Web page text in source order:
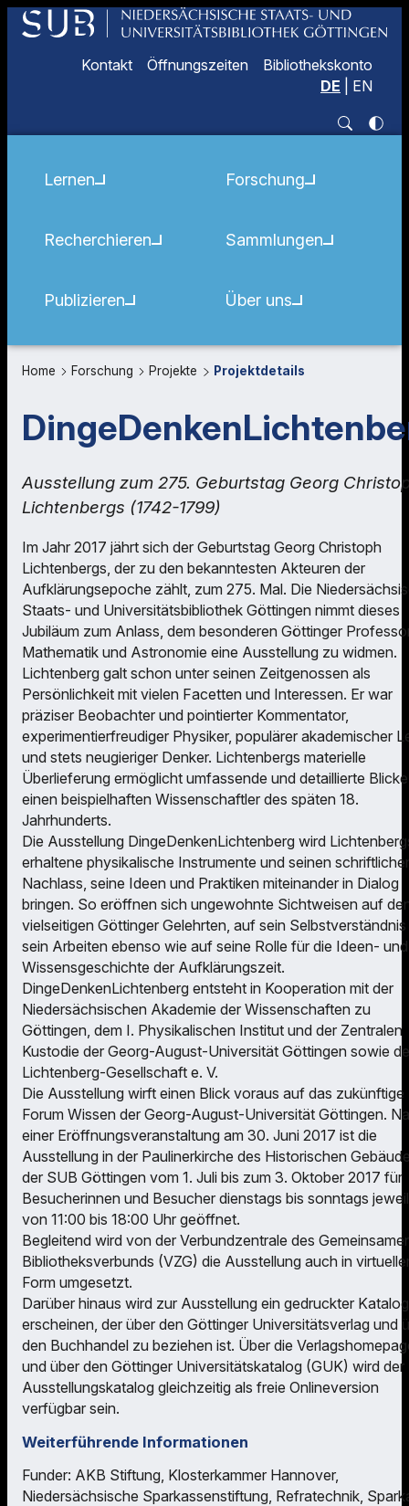
Kontakt Öffnungszeiten
Bibliothekskonto
DE
EN
Lernen
Recherchieren
Publizieren
Forschung
Sammlungen
Über uns
Home Forschung Projekte Projektdetails
Ausstellung zum 275. Geburtstag Georg
Lichtenbergs (1742-1799)
Im Jahr 2017 jährt sich der Geburtstag Georg Christoph
Lichtenbergs, der zu den bekanntesten Akteuren der
Aufklärungsepoche zählt, zum 275. Mal. Die
Staats- und Universitätsbibliothek Göttingen nimmt dieses
Jubiläum zum Anlass, dem besonderen Göttinger
Mathematik und Astronomie eine Ausstellung zu widmen.
Lichtenberg galt schon unter seinen Zeitgenossen als
Persönlichkeit mit vielen Facetten und Interessen. Er war
präziser Beobachter und pointierter Kommentator,
experimentierfreudiger Physiker, populärer akademischer
und stets neugieriger Denker. Lichtenbergs materielle
Überlieferung ermöglicht umfassende und detaillierte
einen beispielhaften Wissenschaftler des späten 18.
Jahrhunderts.
Die Ausstellung DingeDenkenLichtenberg wird
erhaltene physikalische Instrumente und seinen
Nachlass, seine Ideen und Praktiken miteinander in Dialog
bringen. So eröffnen sich ungewohnte Sichtweisen auf
vielseitigen Göttinger Gelehrten, auf sein
sein Arbeiten ebenso wie auf seine Rolle für die Ideen- und
Wissensgeschichte der Aufklärungszeit.
DingeDenkenLichtenberg entsteht in Kooperation mit der
Niedersächsischen Akademie der Wissenschaften zu
Göttingen, dem I. Physikalischen Institut und der Zentralen
Kustodie der Georg-August-Universität Göttingen sowie
Lichtenberg-Gesellschaft e. V.
Die Ausstellung wirft einen Blick voraus auf das zukünftige
Forum Wissen der Georg-August-Universität Göttingen.
einer Eröffnungsveranstaltung am 30. Juni 2017 ist die
Ausstellung in der Paulinerkirche des Historischen
der SUB Göttingen vom 1. Juli bis zum 3. Oktober 2017 für
Besucherinnen und Besucher dienstags bis sonntags
von 11:00 bis 18:00 Uhr geöffnet.
Begleitend wird von der Verbundzentrale des
Bibliotheksverbunds (VZG) die Ausstellung auch in
Form umgesetzt.
Darüber hinaus wird zur Ausstellung ein gedruckter Katalog
erscheinen, der über den Göttinger Universitätsverlag und
den Buchhandel zu beziehen ist. Über die
und über den Göttinger Universitätskatalog (GUK) wird der
Ausstellungskatalog gleichzeitig als freie Onlineversion
verfügbar sein.
Weiterführende Informationen
Funder: AKB Stiftung, Klosterkammer Hannover,
Niedersächsische Sparkassenstiftung, Refratechnik,